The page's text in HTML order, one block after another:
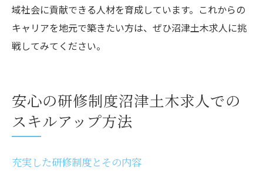
域社会に貢献できる人材を育成しています。これからの
キャリアを地元で築きたい方は、ぜひ沼津土木求人に挑
戦してみてください。
安心の研修制度沼津土木求人での
スキルアップ方法
充実した研修制度とその内容